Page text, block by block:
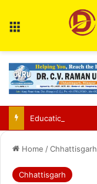
Home /Chhattisgarh
Chhattisgarh